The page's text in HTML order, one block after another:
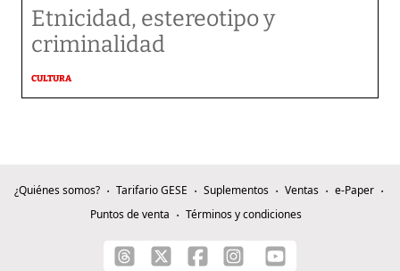
Etnicidad, estereotipo y
criminalidad
CULTURA
¿Quiénes somos? Tarifario GESE Suplementos Ventas
e-Paper
Puntos de venta
Términos y condiciones